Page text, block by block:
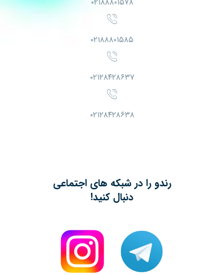
۰۲۱۸۸۸۰۱۵۸۵
۰۲۱۲۸۴۲۸۶۳۷
۰۲۱۲۸۴۲۸۶۳۸
رندو را در شبکه های اجتماعی
دنبال کنید!